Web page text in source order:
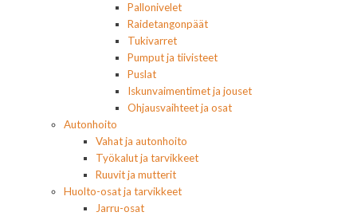
Pallonivelet
Raidetangonpäät
Tukivarret
Pumput ja tiivisteet
Puslat
Iskunvaimentimet ja jouset
Ohjausvaihteet ja osat
Autonhoito
Vahat ja autonhoito
Työkalut ja tarvikkeet
Ruuvit ja mutterit
Huolto-osat ja tarvikkeet
Jarru-osat